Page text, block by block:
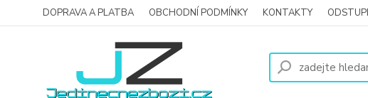
DOPRAVA A PLATBA OBCHODNÍ PODMÍNKY KONTAKTY